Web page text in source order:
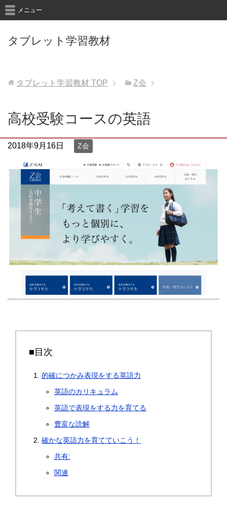
タブレット学習教材
メニュー
タブレット学習教材 TOP Z会
高校受験コースの英語
2018年9月16日 Z会
■目次
的確につかみ表現をする英語力
英語のカリキュラム
英語で表現をする力を育てる
豊富な読解
確かな英語力を育てていこう！
共有:
関連